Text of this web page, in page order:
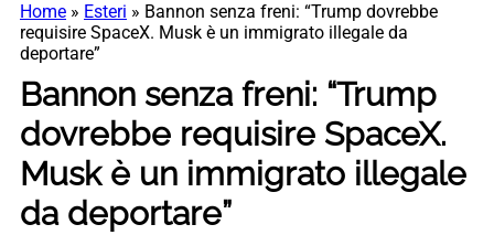
Home » Esteri » Bannon senza freni: “Trump dovrebbe
requisire SpaceX. Musk è un immigrato illegale da
deportare”
Bannon senza freni: “Trump
dovrebbe requisire SpaceX.
Musk è un immigrato illegale
da deportare”